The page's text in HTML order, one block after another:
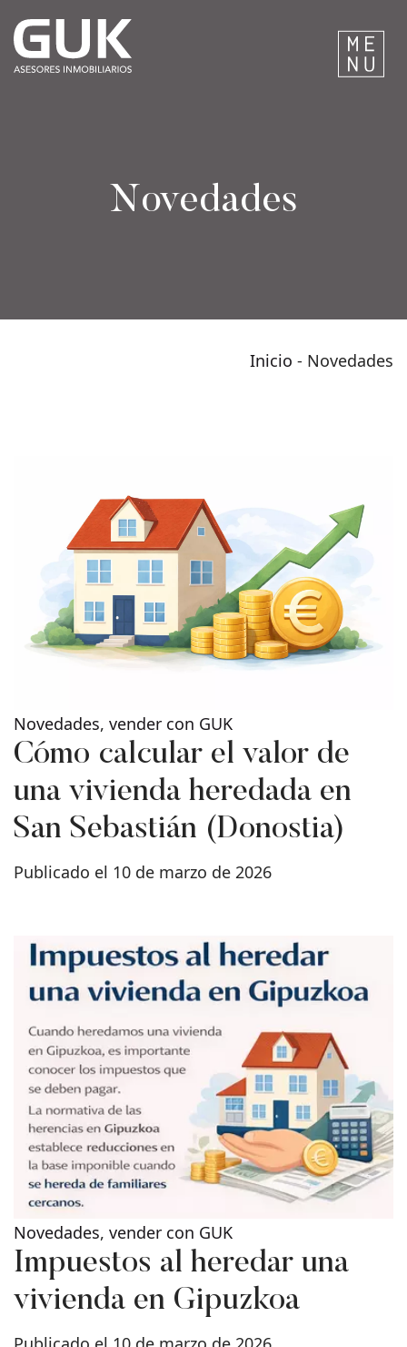
Novedades
Inicio - Novedades
Novedades, vender con GUK
Cómo calcular el valor de
una vivienda heredada en
San Sebastián (Donostia)
Publicado el 10 de marzo de 2026
Novedades, vender con GUK
Impuestos al heredar una
vivienda en Gipuzkoa